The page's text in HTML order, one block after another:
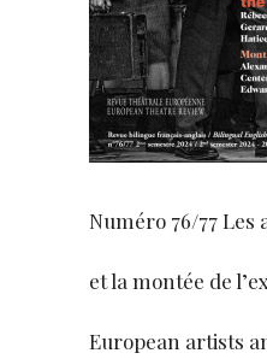
Numéro 76/77 Les
et la montée de
European artists